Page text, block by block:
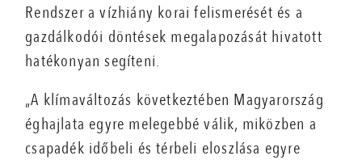
Rendszer a vízhiány korai felismerését és a
gazdálkodói döntések megalapozását hivatott
hatékonyan segíteni.
„A klímaváltozás következtében Magyarország
éghajlata egyre melegebbé válik, miközben a
csapadék időbeli és térbeli eloszlása egyre